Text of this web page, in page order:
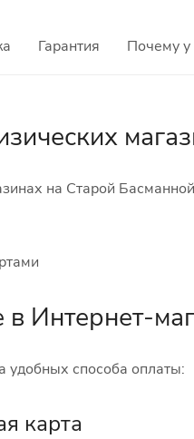
Гарантия Почему у
на Старой
в Интернет-
удобных способа оплаты:
карта